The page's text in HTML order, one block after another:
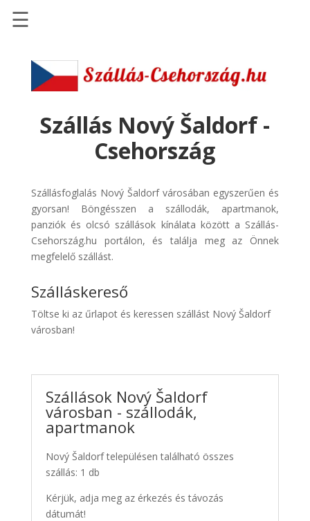
Szállások
Szállásinfo.eu
pénzvisszatérítéssel
Discover
Cars
Transzfer
Kiwi
Taxi
☰
Szállás Nový Šaldorf -
Csehország
Szállásfoglalás Nový Šaldorf városában egyszerűen és
gyorsan! Böngésszen a szállodák, apartmanok,
panziók és olcsó szállások kínálata között a Szállás-
Csehország.hu portálon, és találja meg az Önnek
megfelelő szállást.
Szálláskereső
Töltse ki az űrlapot és keressen szállást Nový Šaldorf
városban!
Szállások Nový Šaldorf
városban - szállodák,
apartmanok
Nový Šaldorf településen található összes
szállás: 1 db
Kérjük, adja meg az érkezés és távozás
dátumát!